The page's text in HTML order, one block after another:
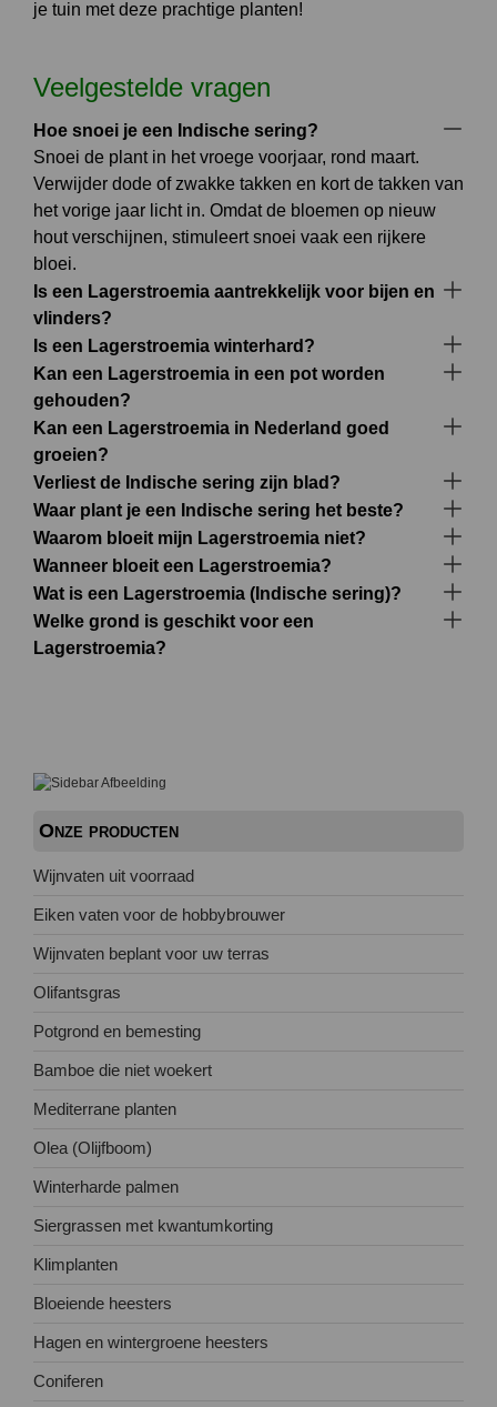
je tuin met deze prachtige planten!
Veelgestelde vragen
Hoe snoei je een Indische sering?
Snoei de plant in het vroege voorjaar, rond maart.
Verwijder dode of zwakke takken en kort de takken van
het vorige jaar licht in. Omdat de bloemen op nieuw
hout verschijnen, stimuleert snoei vaak een rijkere
bloei.
Is een Lagerstroemia aantrekkelijk voor bijen en
vlinders?
Is een Lagerstroemia winterhard?
Kan een Lagerstroemia in een pot worden
gehouden?
Kan een Lagerstroemia in Nederland goed
groeien?
Verliest de Indische sering zijn blad?
Waar plant je een Indische sering het beste?
Waarom bloeit mijn Lagerstroemia niet?
Wanneer bloeit een Lagerstroemia?
Wat is een Lagerstroemia (Indische sering)?
Welke grond is geschikt voor een
Lagerstroemia?
Onze producten
Wijnvaten uit voorraad
Eiken vaten voor de hobbybrouwer
Wijnvaten beplant voor uw terras
Olifantsgras
Potgrond en bemesting
Bamboe die niet woekert
Mediterrane planten
Olea (Olijfboom)
Winterharde palmen
Siergrassen met kwantumkorting
Klimplanten
Bloeiende heesters
Hagen en wintergroene heesters
Coniferen